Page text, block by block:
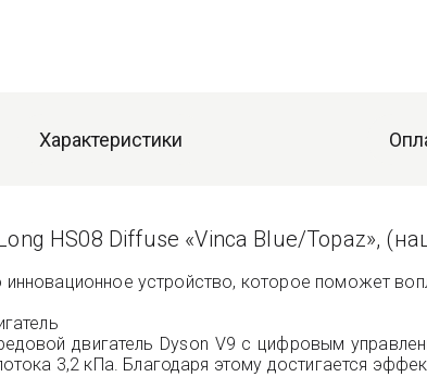
Характеристики
HS08 Diffuse «Vinca Blue/Topaz»,
инновационное устройство, которое поможет
двигатель Dyson V9 с цифровым
3,2 кПа. Благодаря этому достигается